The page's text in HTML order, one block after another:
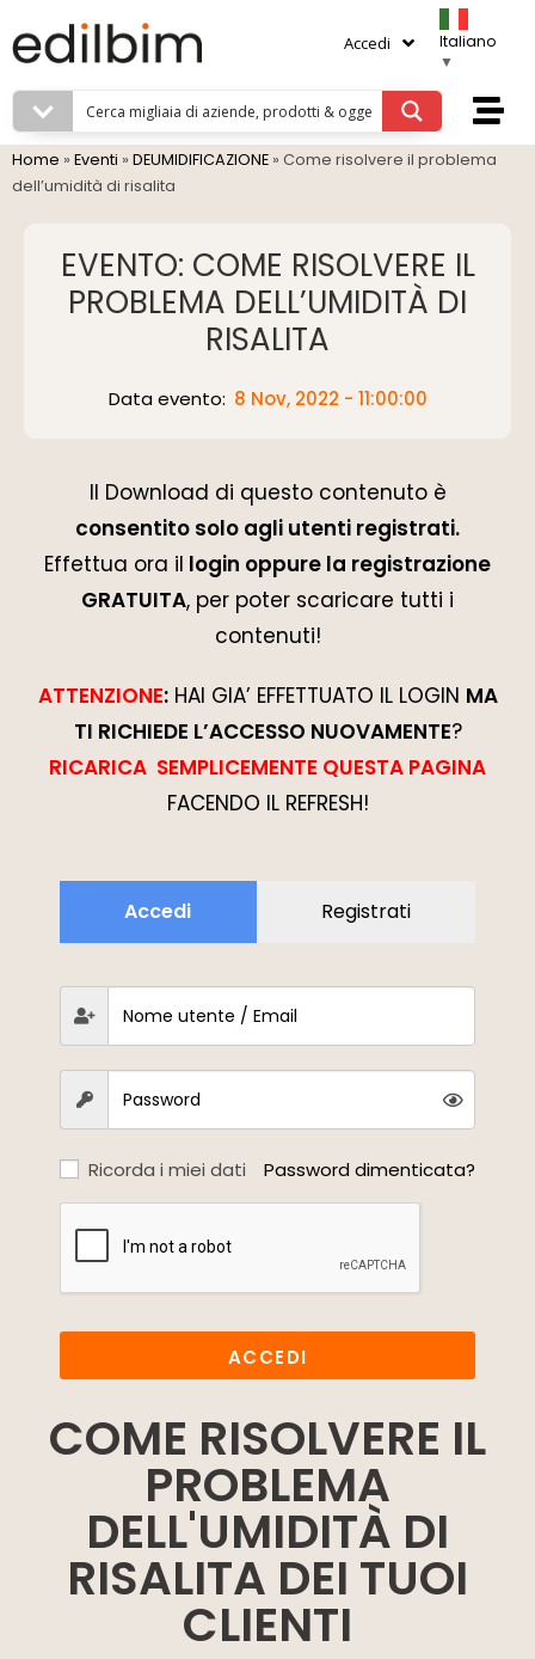
Accedi
Italiano
▼
Home » Eventi » DEUMIDIFICAZIONE » Come risolvere il problema
dell’umidità di risalita
EVENTO: COME RISOLVERE IL
PROBLEMA DELL’UMIDITÀ DI
RISALITA
Data evento: 8 Nov, 2022 - 11:00:00
Il Download di questo contenuto è
consentito solo agli utenti registrati.
Effettua ora il login oppure la registrazione
GRATUITA, per poter scaricare tutti i
contenuti!
ATTENZIONE:HAI GIA’ EFFETTUATO IL LOGIN MA
TI RICHIEDE L’ACCESSO NUOVAMENTE?
RICARICA SEMPLICEMENTE QUESTA PAGINA
FACENDO IL REFRESH!
Accedi Registrati
Ricorda i miei dati Password dimenticata?
ACCEDI
COME RISOLVERE IL
PROBLEMA
DELL'UMIDITÀ DI
RISALITA DEI TUOI
CLIENTI